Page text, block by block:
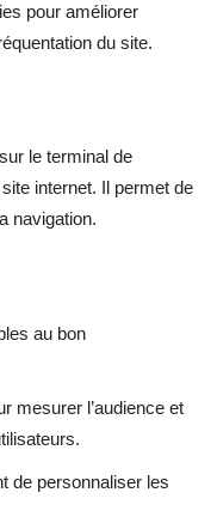
pour améliorer
du site.
le terminal de
site internet. Il permet de
navigation.
au bon
mesurer l’audience et
de personnaliser les